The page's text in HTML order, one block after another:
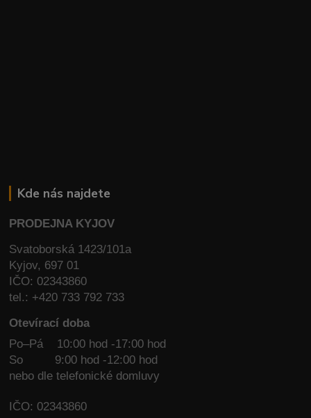
Kde nás najdete
PRODEJNA KYJOV
Svatoborská 1423/101a
Kyjov, 697 01
IČO: 02343860
tel.: +420 733 792 733
Otevírací doba
Po–Pá 10:00 hod -17:00 hod
So
9:00 hod -12:00 hod
nebo dle telefonické domluvy
IČO: 02343860